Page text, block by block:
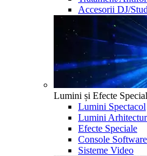
Accesorii DJ/
Lumini și Efecte
Lumini Spectacol
Lumini
Efecte Speciale
Console
Sisteme Video